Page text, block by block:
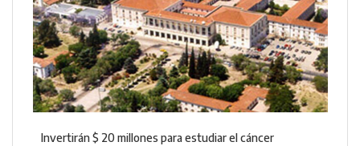
Invertirán $ 20 millones para estudiar el cáncer